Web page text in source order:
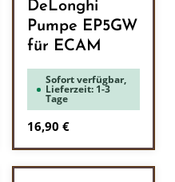
DeLonghi
Pumpe EP5GW
für ECAM
Sofort verfügbar,
Lieferzeit: 1-3
Tage
Regulärer Preis:
16,90 €